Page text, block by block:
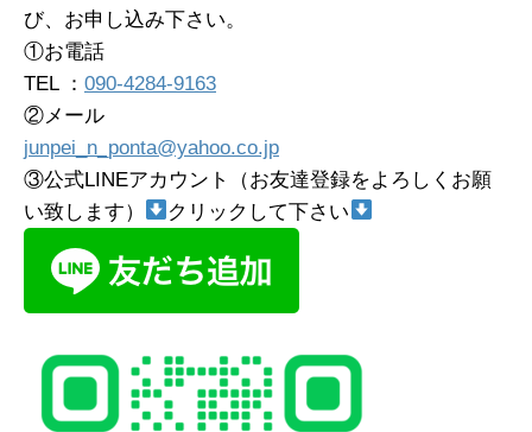
び、お申し込み下さい。
①お電話
TEL ： 090-4284-9163
②メール
junpei_n_ponta@yahoo.co.jp
③公式LINEアカウント（お友達登録をよろしくお願
い致します）
クリックして下さい